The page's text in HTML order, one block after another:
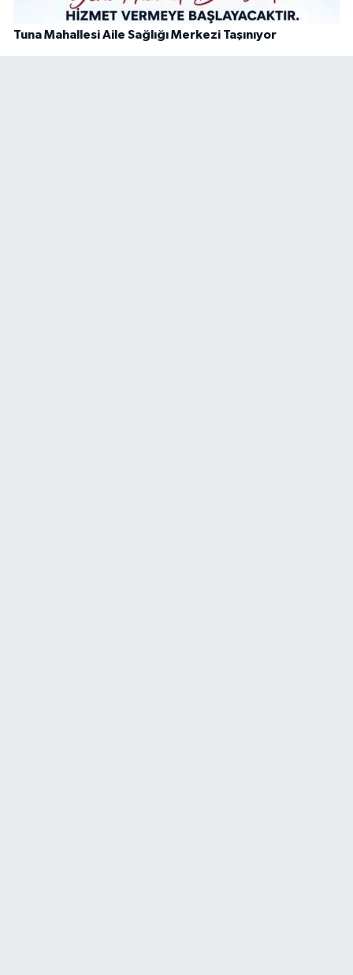
Tuna Mahallesi Aile Sağlığı Merkezi Taşınıyor